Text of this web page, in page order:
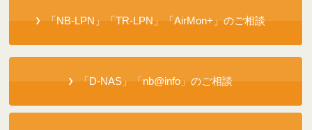
「NB-LPN」「TR-LPN」「AirMon+」のご相談
「D-NAS」「nb@info」のご相談